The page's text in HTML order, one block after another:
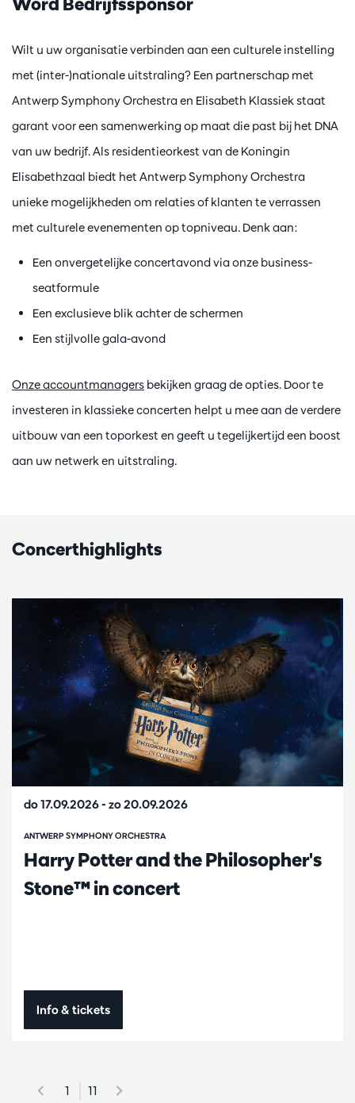
Wilt u uw organisatie verbinden aan een culturele instelling
met (inter-)nationale uitstraling? Een partnerschap met
Antwerp Symphony Orchestra en Elisabeth Klassiek staat
garant voor een samenwerking op maat die past bij het DNA
van uw bedrijf. Als residentieorkest van de Koningin
Elisabethzaal biedt het Antwerp Symphony Orchestra
unieke mogelijkheden om relaties of klanten te verrassen
met culturele evenementen op topniveau. Denk aan:
Een onvergetelijke concertavond via onze business-
seatformule
Een exclusieve blik achter de schermen
Een stijlvolle gala-avond
Onze accountmanagers bekijken graag de opties. Door te
investeren in klassieke concerten helpt u mee aan de verdere
uitbouw van een toporkest en geeft u tegelijkertijd een boost
aan uw netwerk en uitstraling.
Concerthighlights
Harry Potter and the Philosopher's
Stone™ in concert
ANTWERP SYMPHONY ORCHESTRA
do 17.09.2026- zo 20.09.2026
Info & tickets
1 11